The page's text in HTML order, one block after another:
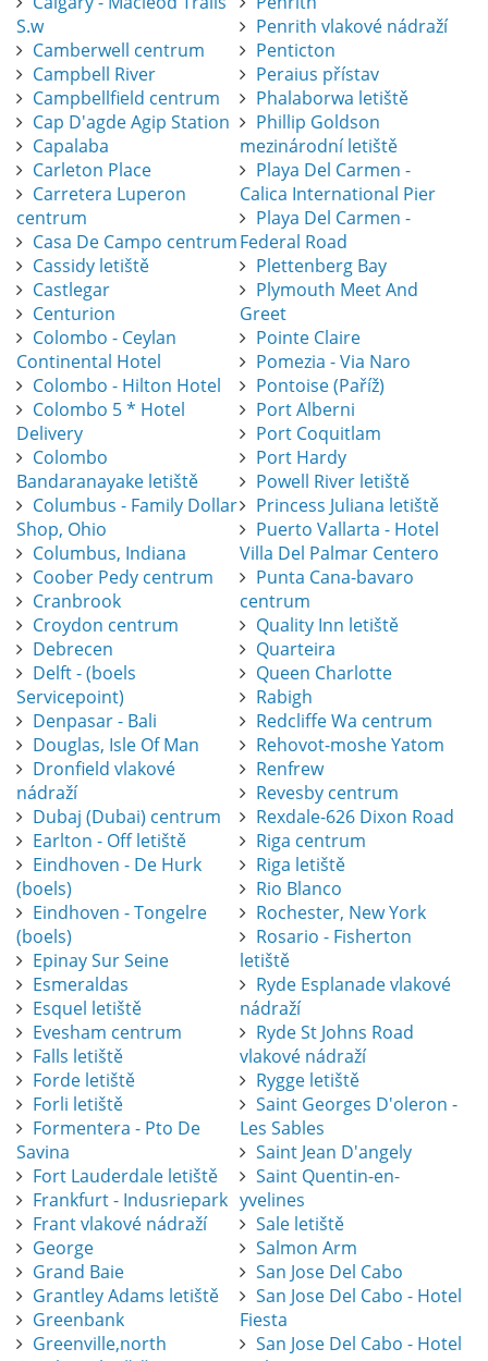
S.w
Camberwell centrum
Campbell River
Campbellfield centrum
Cap D'agde Agip Station
Capalaba
Carleton Place
Carretera Luperon
centrum
Casa De Campo centrum
Cassidy letiště
Castlegar
Centurion
Colombo - Ceylan
Continental Hotel
Colombo - Hilton Hotel
Colombo 5 * Hotel
Delivery
Colombo
Bandaranayake letiště
Columbus - Family Dollar
Shop, Ohio
Columbus, Indiana
Coober Pedy centrum
Cranbrook
Croydon centrum
Debrecen
Delft - (boels
Servicepoint)
Denpasar - Bali
Douglas, Isle Of Man
Dronfield vlakové
nádraží
Dubaj (Dubai) centrum
Earlton - Off letiště
Eindhoven - De Hurk
(boels)
Eindhoven - Tongelre
(boels)
Epinay Sur Seine
Esmeraldas
Esquel letiště
Evesham centrum
Falls letiště
Forde letiště
Forli letiště
Formentera - Pto De
Savina
Fort Lauderdale letiště
Frankfurt - Indusriepark
Frant vlakové nádraží
George
Grand Baie
Grantley Adams letiště
Greenbank
Greenville,north
Penrith vlakové nádraží
Penticton
Peraius přístav
Phalaborwa letiště
Phillip Goldson
mezinárodní letiště
Playa Del Carmen -
Calica International Pier
Playa Del Carmen -
Federal Road
Plettenberg Bay
Plymouth Meet And
Greet
Pointe Claire
Pomezia - Via Naro
Pontoise (Paříž)
Port Alberni
Port Coquitlam
Port Hardy
Powell River letiště
Princess Juliana letiště
Puerto Vallarta - Hotel
Villa Del Palmar Centero
Punta Cana-bavaro
centrum
Quality Inn letiště
Quarteira
Queen Charlotte
Rabigh
Redcliffe Wa centrum
Rehovot-moshe Yatom
Renfrew
Revesby centrum
Rexdale-626 Dixon Road
Riga centrum
Riga letiště
Rio Blanco
Rochester, New York
Rosario - Fisherton
letiště
Ryde Esplanade vlakové
nádraží
Ryde St Johns Road
vlakové nádraží
Rygge letiště
Saint Georges D'oleron -
Les Sables
Saint Jean D'angely
Saint Quentin-en-
yvelines
Sale letiště
Salmon Arm
San Jose Del Cabo
San Jose Del Cabo - Hotel
Fiesta
San Jose Del Cabo - Hotel